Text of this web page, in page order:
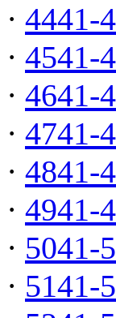
· 4441-
· 4541-
· 4641-
· 4741-
· 4841-
· 4941-
· 5041-
· 5141-